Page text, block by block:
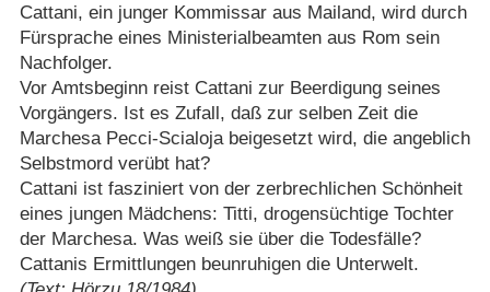
Cattani, ein junger Kommissar aus Mailand, wird durch
Fürsprache eines Ministerialbeamten aus Rom sein
Nachfolger.
Vor Amtsbeginn reist Cattani zur Beerdigung seines
Vorgängers. Ist es Zufall, daß zur selben Zeit die
Marchesa Pecci-Scialoja beigesetzt wird, die angeblich
Selbstmord verübt hat?
Cattani ist fasziniert von der zerbrechlichen Schönheit
eines jungen Mädchens: Titti, drogensüchtige Tochter
der Marchesa. Was weiß sie über die Todesfälle?
Cattanis Ermittlungen beunruhigen die Unterwelt.